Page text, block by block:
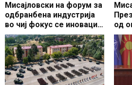
Мисајловски на форум за
одбранбена индустрија
во чиј фокус се иновации
и развој на одбранбената
индустрија
од
од